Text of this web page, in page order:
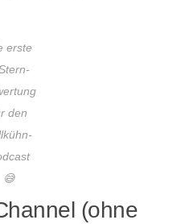
erste
den
😅
(ohne